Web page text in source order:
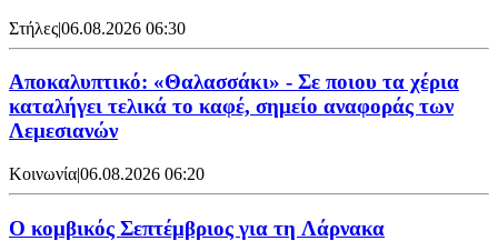
Στήλες|06.08.2026 06:30
Αποκαλυπτικό: «Θαλασσάκι» - Σε ποιου τα χέρια
καταλήγει τελικά το καφέ, σημείο αναφοράς των
Λεμεσιανών
Κοινωνία|06.08.2026 06:20
Ο κομβικός Σεπτέμβριος για τη Λάρνακα